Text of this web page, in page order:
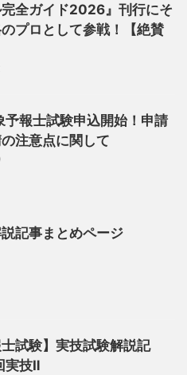
全ガイド2026』刊行にそ
プロとして参戦！【絶賛
報士試験申込開始！申請
注意点に関して
記事まとめページ
士試験】実技試験解説記
実技Ⅱ